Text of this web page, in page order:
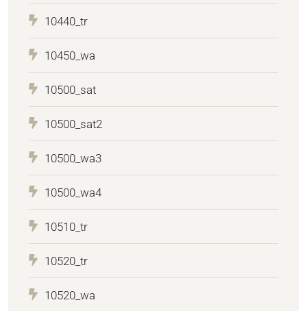
10440_tr
10450_wa
10500_sat
10500_sat2
10500_wa3
10500_wa4
10510_tr
10520_tr
10520_wa